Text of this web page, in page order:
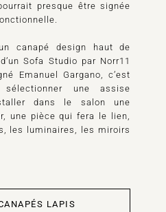
presque être signée
canapé design haut de
Sofa Studio par Norr11
Emanuel Gargano, c’est
une assise
dans le salon une
une pièce qui fera le lien,
les luminaires, les miroirs
LAPIS